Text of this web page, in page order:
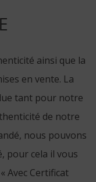
ainsi que la
en vente. La
tant pour notre
de notre
nous pouvons
pour cela il vous
Avec Certificat